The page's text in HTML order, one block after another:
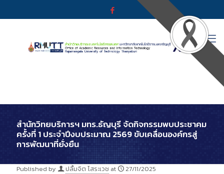
สำนักวิทยบริการฯ มทร.ธัญบุรี จัดกิจกรรมพบประชาคม
ครั้งที่ 1 ประจำปีงบประมาณ 2569 ขับเคลื่อนองค์กรสู่
การพัฒนาที่ยั่งยืน
Published by ปลื้มจิต โสระเวช at 27/11/2025